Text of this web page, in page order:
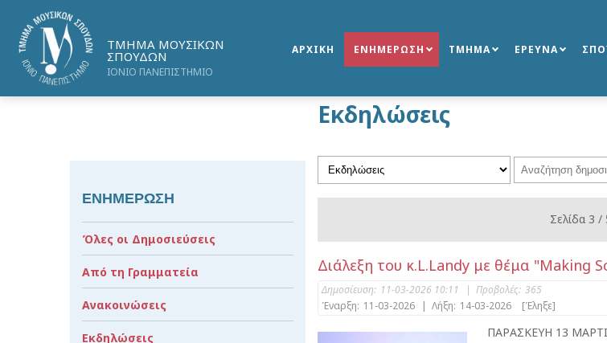
ΤΜΗΜΑ ΜΟΥΣΙΚΩΝ
ΣΠΟΥΔΩΝ
ΙΟΝΙΟ ΠΑΝΕΠΙΣΤΗΜΙΟ
ΑΡΧΙΚΗ ΕΝΗΜΕΡΩΣΗ ΤΜΗΜΑ ΕΡΕΥΝΑ
Εκδηλώσεις
Σελίδα 3 /
Διάλεξη του κ.L.Landy με θέμα "Making
Δημοσίευση: 11-03-2026 10:11 | Προβολές: 365
Έναρξη: 11-03-2026 | Λήξη: 14-03-2026 [Έληξε]
ΠΑΡΑΣΚΕΥΗ 13
ΕΝΗΜΕΡΩΣΗ
Όλες οι Δημοσιεύσεις
Από τη Γραμματεία
Ανακοινώσεις
Εκδηλώσεις